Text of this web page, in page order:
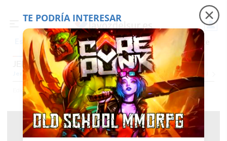
Es noticia Precio luz Padre Coraje Fábrica de botellas
JEREZ
JerezProvincia CádizCádizSevillaMálagaHuelvaGranadaCórdoba
Ediciones Jerez
TE PODRÍA INTERESAR